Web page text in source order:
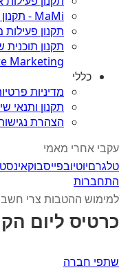
MaMi - תקנון פעילות מאמי – מתנה לגננת
תקנון
Marketing
כללי
מדיניות
תקנון ותנאי
הצהרת
עקבי אחרי מאמי
טלגרםיוטיובפייסבוק
התחברות
למימוש ההטבות צרי
כרטיס ליום הקולנוע
שתפי חברה